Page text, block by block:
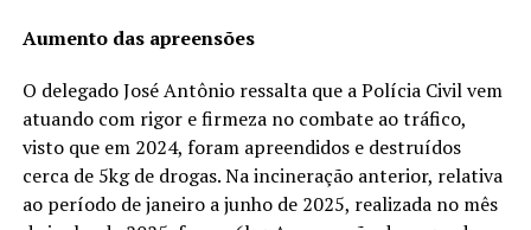
Aumento das apreensões
O delegado José Antônio ressalta que a Polícia Civil vem
atuando com rigor e firmeza no combate ao tráfico,
visto que em 2024, foram apreendidos e destruídos
cerca de 5kg de drogas. Na incineração anterior, relativa
ao período de janeiro a junho de 2025, realizada no mês